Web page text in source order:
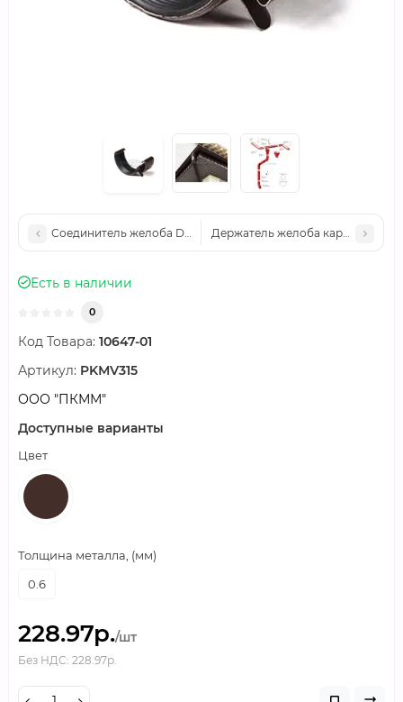
Соединитель желоба D125-1.0 GS Высокопрочный полиэстер
Держатель желоба карнизный
Есть в наличии
0
Код Товара: 10647-01
Артикул: PKМV315
ООО "ПКММ"
Доступные варианты
Цвет
Толщина металла, (мм)
0.6
228.97р./шт
Без НДС: 228.97р.